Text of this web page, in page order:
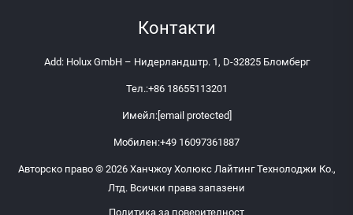
Контакти
Add: Holux GmbH – Нидерландштр. 1, D-32825 Бломберг
Тел.:+86 18655113201
Имейл:[email protected]
Мобилен:+49 16097361887
Авторско право © 2026 Ханчжоу Холюкс Лайтинг Технолоджи Ко.,
Лтд. Всички права запазени
Политика за поверителност